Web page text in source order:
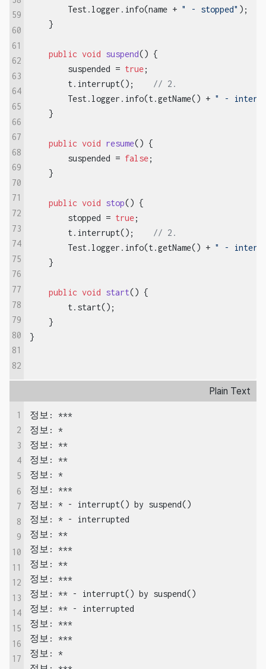
59
60
61
62
63
64
65
66
67
68
69
70
71
72
73
74
75
76
77
78
79
80
81
82
        Test.logger.info(name +
" - stopped" );
    }
public void suspend() {
        suspended =
true;
        t.interrupt();
// 2.
        Test.logger.info(t.getName() +
" -
    }
public void resume() {
        suspended =
false;
    }
public void stop() {
        stopped =
true;
        t.interrupt();
// 2.
        Test.logger.info(t.getName() +
" -
    }
public void start() {
        t.start();
    }
}
Plain Text
1
2
3
4
5
6
7
8
9
10
11
12
13
14
15
16
17
정보: ***
정보: *
정보: **
정보: **
정보: *
정보: ***
정보: * - interrupt() by suspend()
정보: * - interrupted
정보: **
정보: ***
정보: **
정보: ***
정보: ** - interrupt() by suspend()
정보: ** - interrupted
정보: ***
정보: ***
정보: *